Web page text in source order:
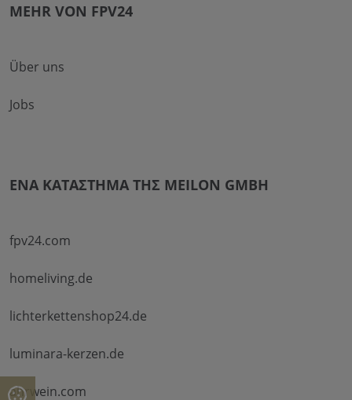
MEHR VON FPV24
Über uns
Jobs
ΈΝΑ ΚΑΤΆΣΤΗΜΑ ΤΗΣ MEILON GMBH
fpv24.com
homeliving.de
lichterkettenshop24.de
luminara-kerzen.de
ahrwein.com